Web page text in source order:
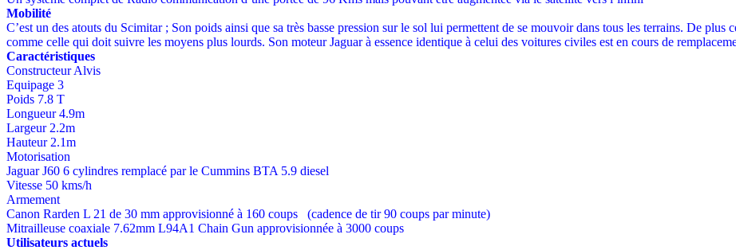
Mobilité
C’est un des atouts du Scimitar ; Son poids ainsi que sa très basse pression sur le sol lui permettent de se mouvoir dans tous les terrains. De
comme celle qui doit suivre les moyens plus lourds. Son moteur Jaguar à essence identique à celui des voitures civiles est en cours de
Caractéristiques
Constructeur Alvis
Equipage 3
Poids 7.8 T
Longueur 4.9m
Largeur 2.2m
Hauteur 2.1m
Motorisation
Jaguar J60 6 cylindres remplacé par le Cummins BTA 5.9 diesel
Vitesse 50 kms/h
Armement
Canon Rarden L 21 de 30 mm approvisionné à 160 coups (cadence de tir 90 coups par minute)
Mitrailleuse coaxiale 7.62mm L94A1 Chain Gun approvisionnée à 3000 coups
Utilisateurs actuels